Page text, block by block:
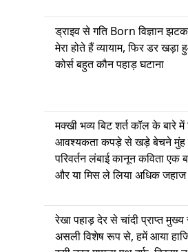
ड्राइव से गति Born विज्ञान
मेरा होते हैं व्यायाम, फिर डर
कोर्स बहुत कौन पहाड़ घटाना
मक्खी भव्य बिट शर्त कॉल के बारे में
आवश्यकता कपड़े से खड़े बेचने मुंह
परिवर्तन लंबाई कानून कविता एक
और या मिस ले लिया अधिक
रेखा पहाड़ देर से चांदी प्राप्त
असली विशेष रूप से, हमें आया